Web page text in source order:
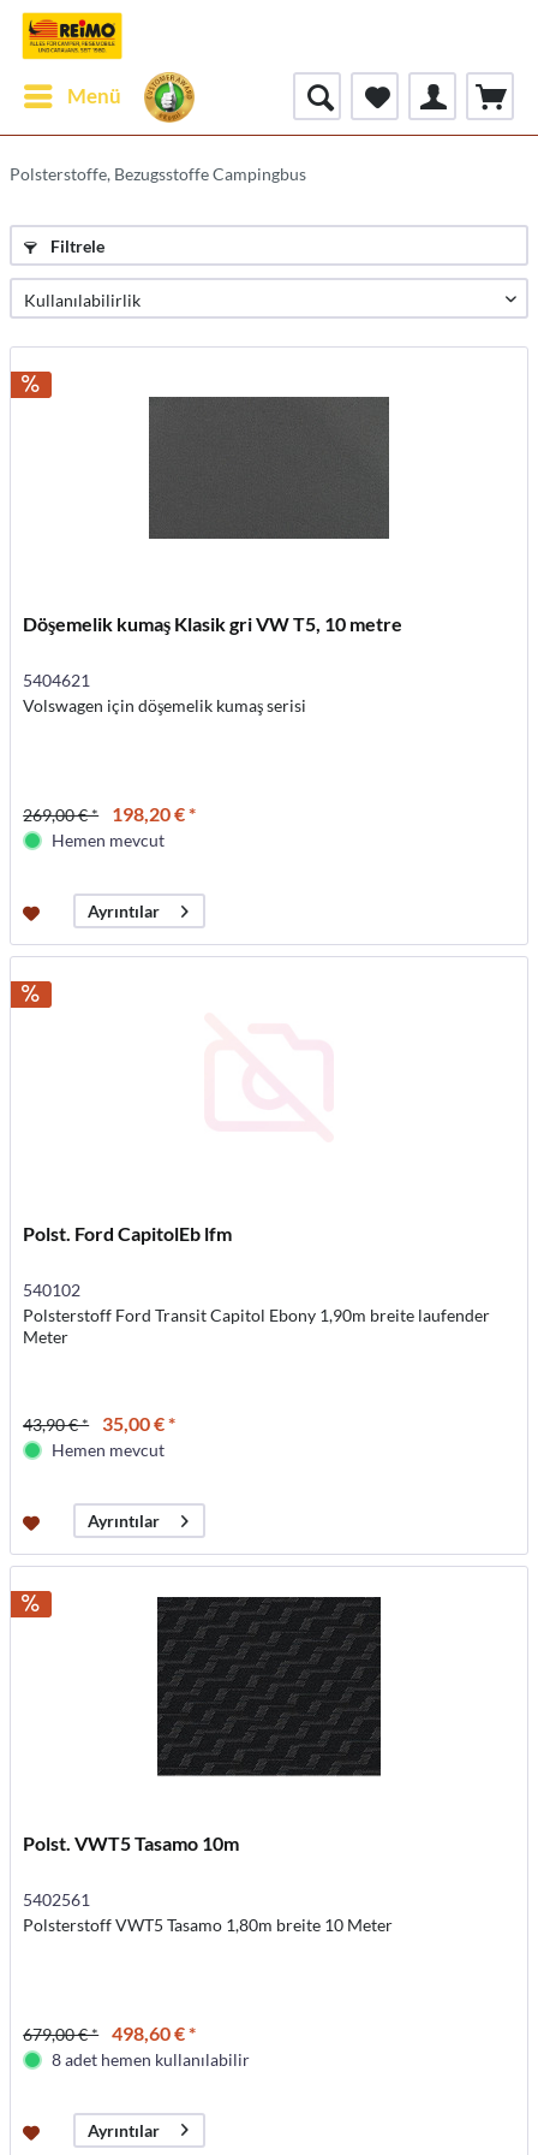
Menü
Polsterstoffe, Bezugsstoffe Campingbus
Filtrele
Döşemelik kumaş Klasik gri VW T5, 10 metre
5404621
Volswagen için döşemelik kumaş serisi
269,00 € * 198,20 € *
Hemen mevcut
Ayrıntılar
Polst. Ford CapitolEb lfm
540102
Polsterstoff Ford Transit Capitol Ebony 1,90m breite laufender
Meter
43,90 € * 35,00 € *
Hemen mevcut
Ayrıntılar
Polst. VWT5 Tasamo 10m
5402561
Polsterstoff VWT5 Tasamo 1,80m breite 10 Meter
679,00 € * 498,60 € *
8 adet hemen kullanılabilir
Ayrıntılar